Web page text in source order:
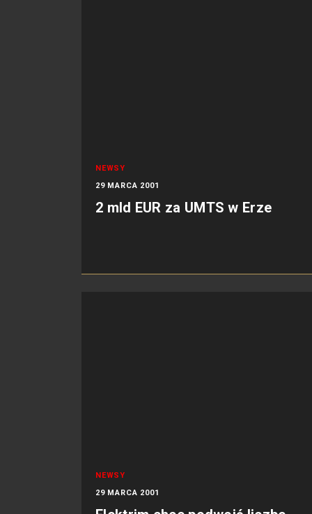
NEWSY
29 MARCA 2001
2 mld EUR za UMTS w Erze
NEWSY
29 MARCA 2001